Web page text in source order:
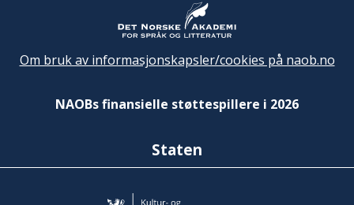
Om bruk av informasjonskapsler/cookies på naob.no
NAOBs finansielle støttespillere i 2026
Staten